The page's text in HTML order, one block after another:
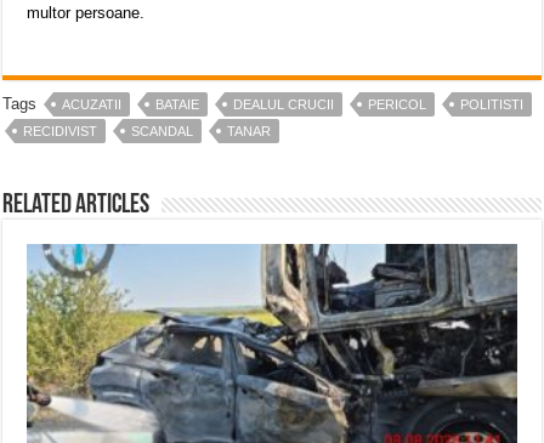
multor persoane.
Tags ACUZATII BATAIE DEALUL CRUCII PERICOL
POLITISTI
RECIDIVIST
SCANDAL TANAR
Related Articles